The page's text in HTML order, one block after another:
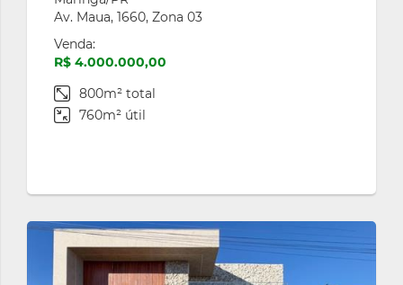
Av. Maua, 1660, Zona 03
Venda:
R$ 4.000.000,00
800m² total
760m² útil